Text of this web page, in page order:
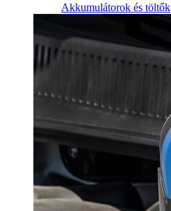
Akkumulátorok és töltők